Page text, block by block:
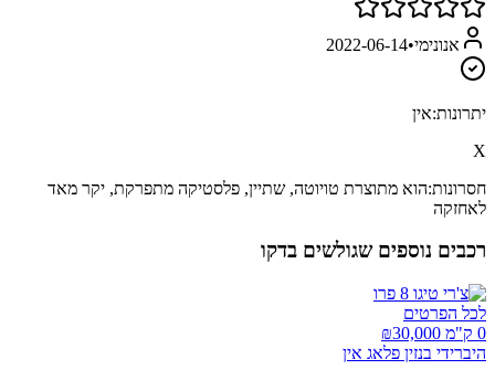
אנונימי•
2022-06-14
יתרונות:אין
X
חסרונות:הוא מתוצרת טויוטה, שתיין, פלסטיקה מתפרקת, יקר מאד
לאחזקה
רכבים נוספים שגולשים בדקו
לכל הפרטים
0 ק"מ ₪
30,000
היברידי בנזין פלאג אין